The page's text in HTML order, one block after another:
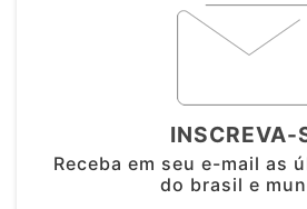
INSCREVA-
Receba em seu e-mail as
do brasil e